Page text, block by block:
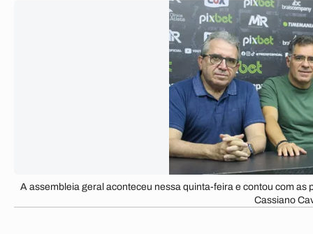
A assembleia geral aconteceu nessa quinta-feira e contou com
Cassiano